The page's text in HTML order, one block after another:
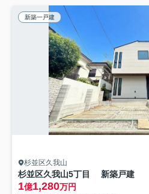
新築一戸建
杉並区久我山
杉並区久我山5丁目 新築戸建
1億1,280万円